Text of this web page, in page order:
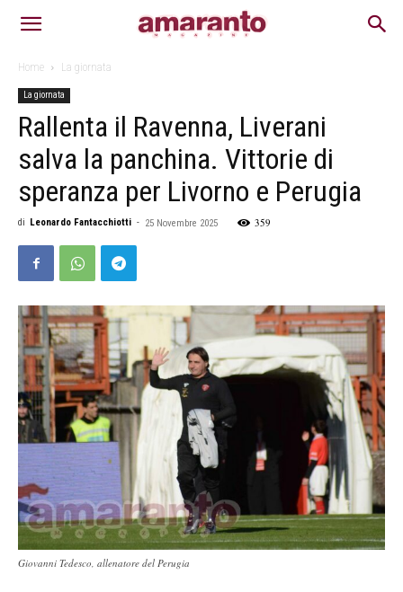
Home La giornata
La giornata
Rallenta il Ravenna, Liverani
salva la panchina. Vittorie di
speranza per Livorno e Perugia
di Leonardo Fantacchiotti - 25 Novembre 2025 359
Giovanni Tedesco, allenatore del Perugia